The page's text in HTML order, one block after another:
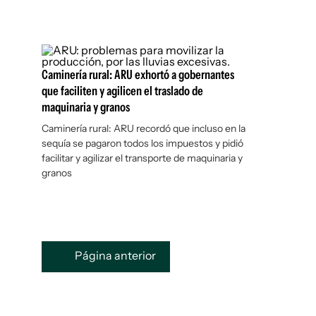
Caminería rural: ARU exhortó a gobernantes
que faciliten y agilicen el traslado de
maquinaria y granos
Caminería rural: ARU recordó que incluso en la
sequía se pagaron todos los impuestos y pidió
facilitar y agilizar el transporte de maquinaria y
granos
Página anterior